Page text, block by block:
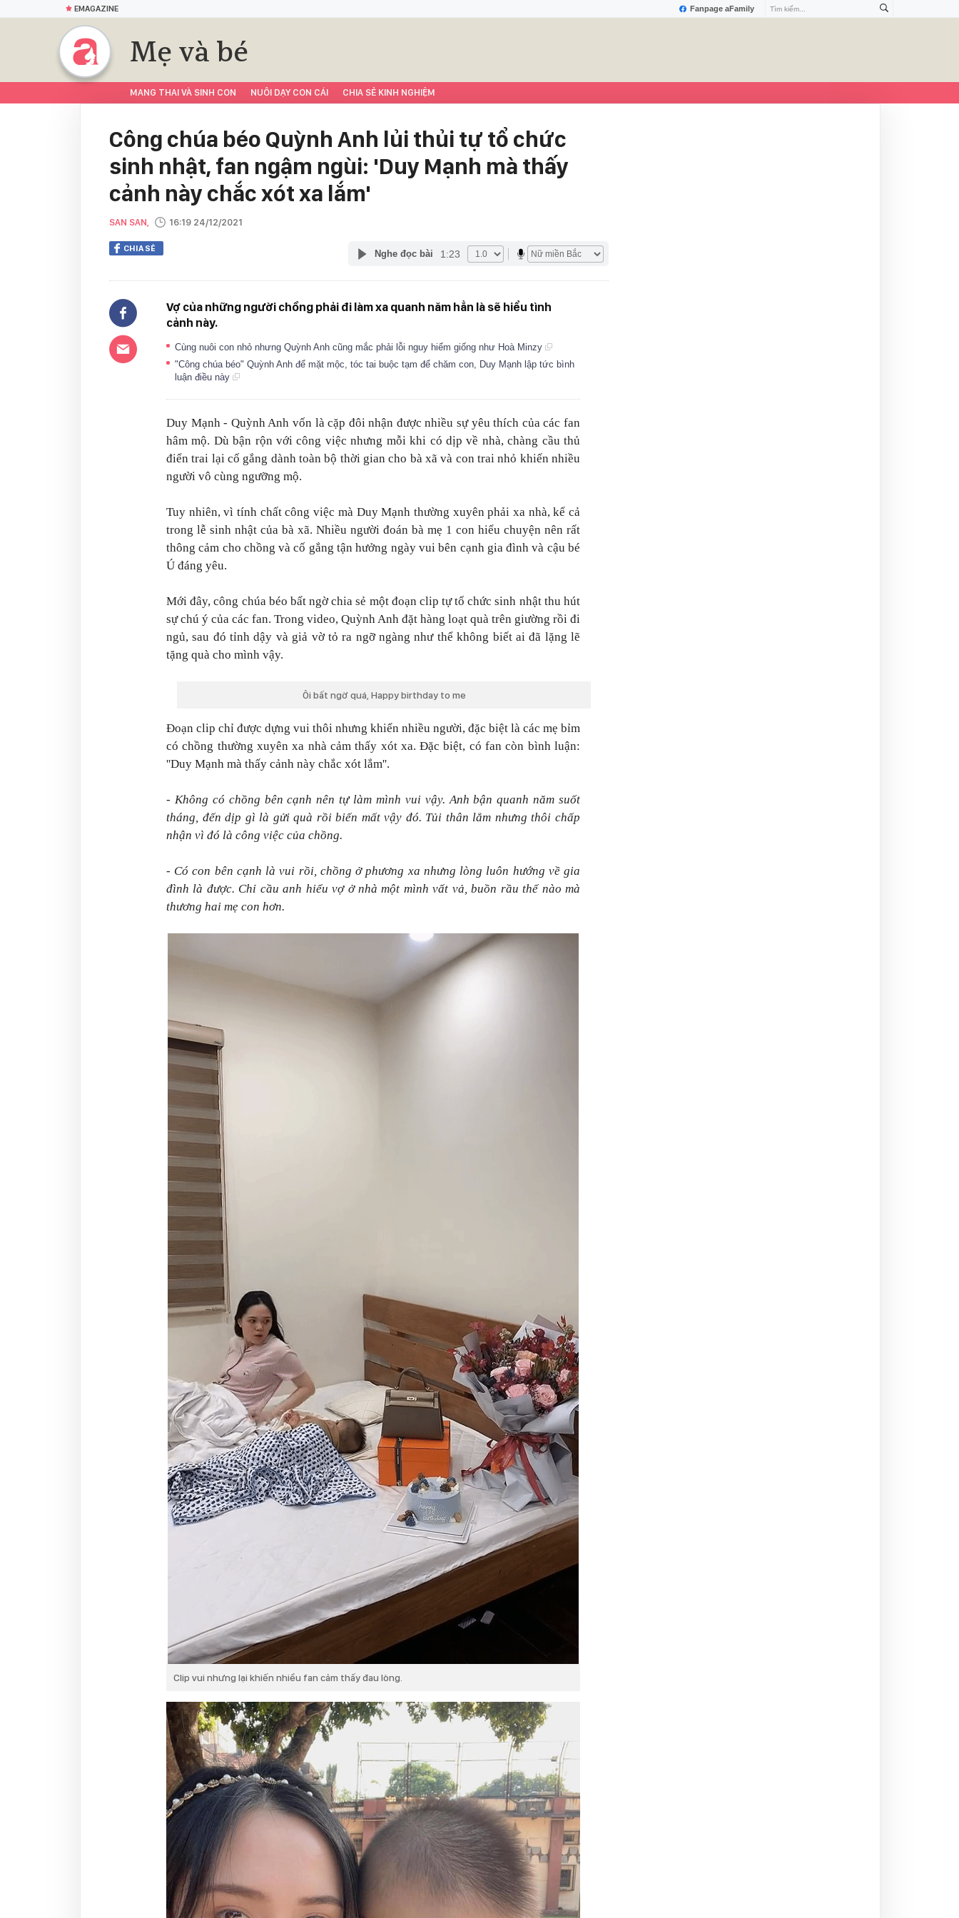
Fanpage aFamily
EMAGAZINE
Mẹ và bé
MANG THAI VÀ SINH CON NUÔI DẠY CON CÁI CHIA SẺ KINH NGHIỆM
Công chúa béo Quỳnh Anh lủi thủi tự tổ chức
sinh nhật, fan ngậm ngùi: 'Duy Mạnh mà thấy
cảnh này chắc xót xa lắm'
SAN SAN, 16:19 24/12/2021
CHIA SẺ Nghe đọc bài 1:23
Vợ của những người chồng phải đi làm xa quanh năm hẳn là sẽ hiểu tình
cảnh này.
Cùng nuôi con nhỏ nhưng Quỳnh Anh cũng mắc phải lỗi nguy hiểm giống như Hoà Minzy
"Công chúa béo" Quỳnh Anh để mặt mộc, tóc tai buộc tạm để chăm con, Duy Mạnh lập tức bình
luận điều này
Duy Mạnh - Quỳnh Anh vốn là cặp đôi nhận được nhiều sự yêu thích của các fan
hâm mộ. Dù bận rộn với công việc nhưng mỗi khi có dịp về nhà, chàng cầu thủ
điển trai lại cố gắng dành toàn bộ thời gian cho bà xã và con trai nhỏ khiến nhiều
người vô cùng ngưỡng mộ.
Tuy nhiên, vì tính chất công việc mà Duy Mạnh thường xuyên phải xa nhà, kể cả
trong lễ sinh nhật của bà xã. Nhiều người đoán bà mẹ 1 con hiểu chuyện nên rất
thông cảm cho chồng và cố gắng tận hưởng ngày vui bên cạnh gia đình và cậu bé
Ú đáng yêu.
Mới đây, công chúa béo bất ngờ chia sẻ một đoạn clip tự tổ chức sinh nhật thu hút
sự chú ý của các fan. Trong video, Quỳnh Anh đặt hàng loạt quà trên giường rồi đi
ngủ, sau đó tỉnh dậy và giả vờ tỏ ra ngỡ ngàng như thể không biết ai đã lặng lẽ
tặng quà cho mình vậy.
Ôi bất ngờ quá, Happy birthday to me
Đoạn clip chỉ được dựng vui thôi nhưng khiến nhiều người, đặc biệt là các mẹ bỉm
có chồng thường xuyên xa nhà cảm thấy xót xa. Đặc biệt, có fan còn bình luận:
''Duy Mạnh mà thấy cảnh này chắc xót lắm''.
- Không có chồng bên cạnh nên tự làm mình vui vậy. Anh bận quanh năm suốt
tháng, đến dịp gì là gửi quà rồi biến mất vậy đó. Tủi thân lắm nhưng thôi chấp
nhận vì đó là công việc của chồng.
- Có con bên cạnh là vui rồi, chồng ở phương xa nhưng lòng luôn hướng về gia
đình là được. Chỉ cầu anh hiểu vợ ở nhà một mình vất vả, buồn rầu thế nào mà
thương hai mẹ con hơn.
Clip vui nhưng lại khiến nhiều fan cảm thấy đau lòng.